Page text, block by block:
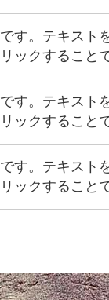
す。テキスト
ックすること
す。テキスト
ックすること
す。テキスト
ックすること